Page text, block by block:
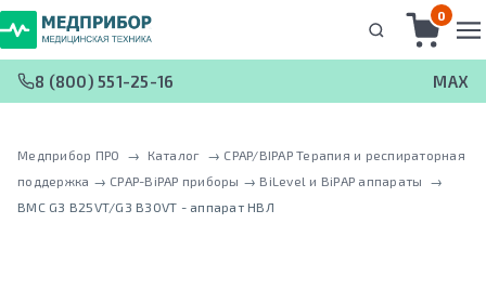
0
8 (800) 551-25-16 MAX
Медприбор ПРО → Каталог → CPAP/BIPAP Терапия и респираторная
поддержка → CPAP-BiPAP приборы → BiLevel и BiPAP аппараты
→
BMC G3 B25VT/G3 B30VT - аппарат НВЛ